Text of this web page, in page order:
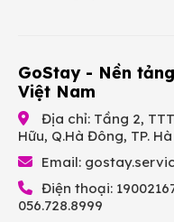
GoStay - Nền
Việt Nam
Địa chỉ: Tầng 2,
Hữu, Q.Hà Đông, TP.
Email:
Điện thoại:
056.728.8999